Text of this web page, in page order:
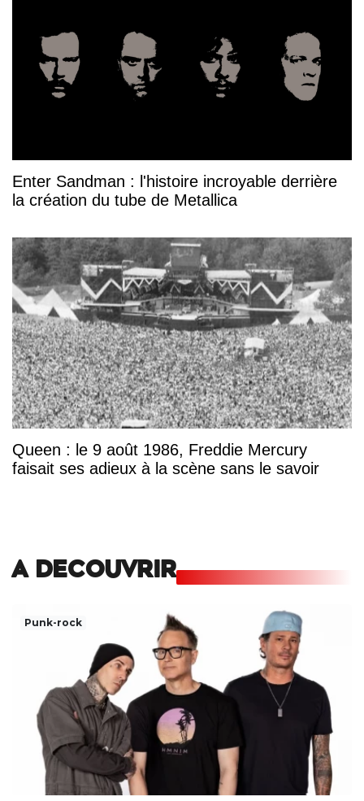
Enter Sandman : l'histoire incroyable derrière
la création du tube de Metallica
Queen : le 9 août 1986, Freddie Mercury
faisait ses adieux à la scène sans le savoir
A DECOUVRIR
Punk-rock